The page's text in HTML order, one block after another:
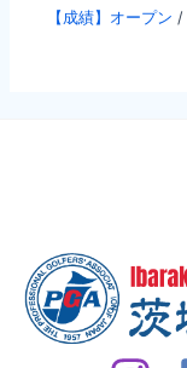
【成績】オープン /